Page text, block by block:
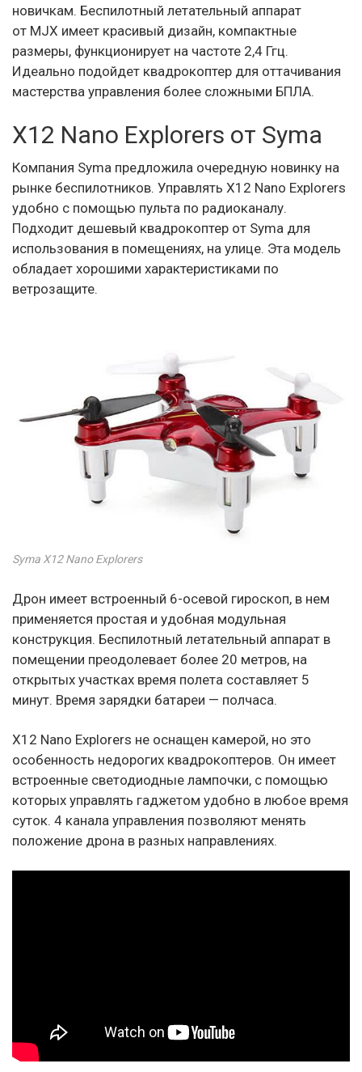
новичкам. Беспилотный летательный аппарат
от MJX имеет красивый дизайн, компактные
размеры, функционирует на частоте 2,4 Ггц.
Идеально подойдет квадрокоптер для оттачивания
мастерства управления более сложными БПЛА.
X12 Nano Explorers от Syma
Компания Syma предложила очередную новинку на
рынке беспилотников. Управлять X12 Nano Explorers
удобно с помощью пульта по радиоканалу.
Подходит дешевый квадрокоптер от Syma для
использования в помещениях, на улице. Эта модель
обладает хорошими характеристиками по
ветрозащите.
Syma X12 Nano Explorers
Дрон имеет встроенный 6-осевой гироскоп, в нем
применяется простая и удобная модульная
конструкция. Беспилотный летательный аппарат в
помещении преодолевает более 20 метров, на
открытых участках время полета составляет 5
минут. Время зарядки батареи — полчаса.
X12 Nano Explorers не оснащен камерой, но это
особенность недорогих квадрокоптеров. Он имеет
встроенные светодиодные лампочки, с помощью
которых управлять гаджетом удобно в любое время
суток. 4 канала управления позволяют менять
положение дрона в разных направлениях.